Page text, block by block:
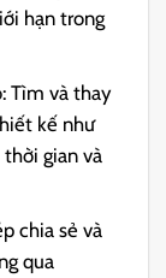
hạn trong
Tìm và thay
kế như
gian và
chia sẻ và
qua